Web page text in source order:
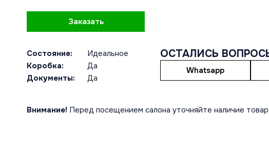
Заказать
Состояние:
Идеальное
Коробка:
Да
Документы:
Да
ОСТАЛИСЬ
Whatsapp
Внимание! Перед посещением салона уточняйте наличие